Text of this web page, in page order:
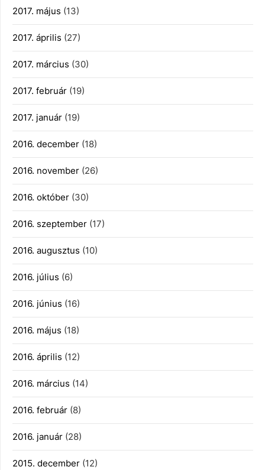
2017. május (13)
2017. április (27)
2017. március (30)
2017. február (19)
2017. január (19)
2016. december (18)
2016. november (26)
2016. október (30)
2016. szeptember (17)
2016. augusztus (10)
2016. július (6)
2016. június (16)
2016. május (18)
2016. április (12)
2016. március (14)
2016. február (8)
2016. január (28)
2015. december (12)